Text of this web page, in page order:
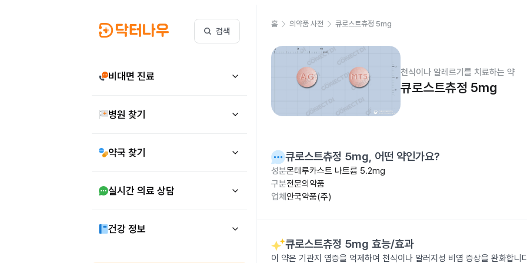
검색
비대면 진료
병원 찾기
약국 찾기
실시간 의료 상담
건강 정보
홈 의약품 사전 큐로스트츄정 5mg
천식이나 알레르기를 치료하는 약
큐로스트츄정 5mg
큐로스트츄정 5mg, 어떤 약인가요?
성분몬테루카스트 나트륨 5.2mg
구분전문의약품
업체 안국약품(주)
큐로스트츄정 5mg 효능/효과
이 약은 기관지 염증을 억제하여 천식이나 알러지성 비염 증상을 완화합니